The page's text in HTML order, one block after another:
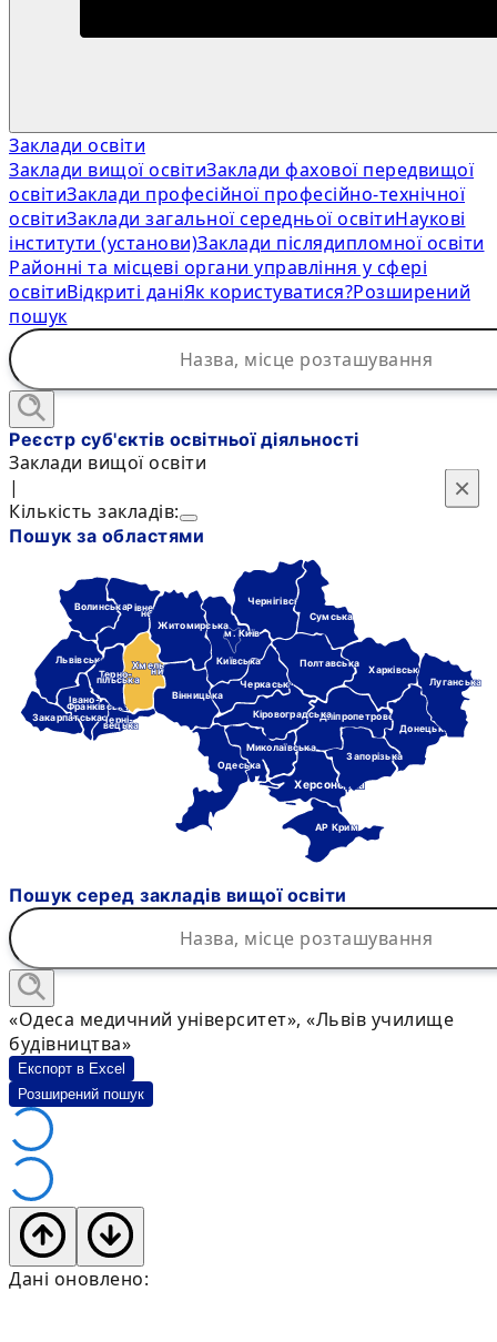
Заклади освіти
Заклади вищої освітиЗаклади фахової передвищої
освітиЗаклади професійної професійно-технічної
освітиЗаклади загальної середньої освітиНаукові
інститути (установи)Заклади післядипломної освіти
Районні та місцеві органи управління у сфері
освітиВідкриті даніЯк користуватися?Розширений
пошук
×
Реєстр суб'єктів освітньої діяльності
Заклади вищої освіти
|
Кількість закладів:
Пошук за областями
Черкаська
Чернігівська
Черні-
вецька
Дніпропетровська
Донецька
Івано-
Франківська
Харківська
Херсонська
Хмель-
ницька
Кіровоградська
АР Крим
Київська
м. Київ
Луганська
Львівська
Миколаївська
Одеська
Полтавська
Рівне-
нська Сумська
Терно-
пільська
Вінницька
Волинська
Закарпатська
Запорізька
Житомирська
Пошук серед закладів вищої освіти
×
«Одеса медичний університет», «Львів училище
будівництва»
Експорт в Excel
Розширений пошук
Дані оновлено: